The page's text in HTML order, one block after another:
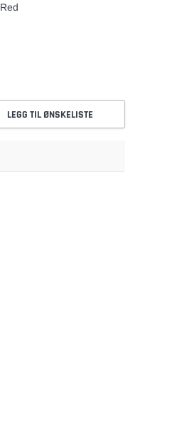
Red
LEGG TIL ØNSKELISTE